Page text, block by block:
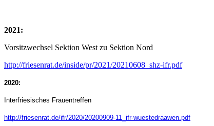
2021:
Vorsitzwechsel Sektion West zu Sektion Nord
http://friesenrat.de/inside/pr/2021/20210608_shz-ifr.pdf
2020:
Interfriesisches Frauentreffen
http://friesenrat.de/ifr/2020/20200909-11_ifr-wuestedraawen.pdf